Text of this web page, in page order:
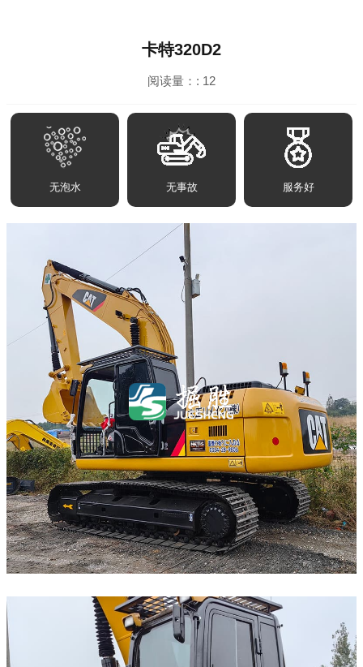
卡特320D2
阅读量：: 12
无泡水 无事故 服务好